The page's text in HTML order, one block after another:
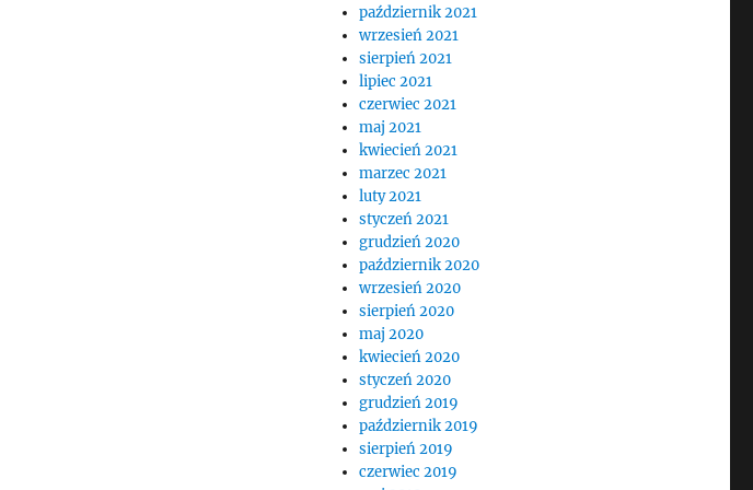
październik 2021
wrzesień 2021
sierpień 2021
lipiec 2021
czerwiec 2021
maj 2021
kwiecień 2021
marzec 2021
luty 2021
styczeń 2021
grudzień 2020
październik 2020
wrzesień 2020
sierpień 2020
maj 2020
kwiecień 2020
styczeń 2020
grudzień 2019
październik 2019
sierpień 2019
czerwiec 2019